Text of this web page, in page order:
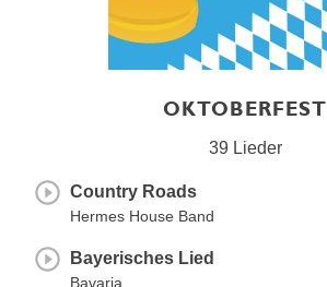
OKTOBERFEST
39 Lieder
Country Roads
Hermes House Band
Bayerisches Lied
Bavaria